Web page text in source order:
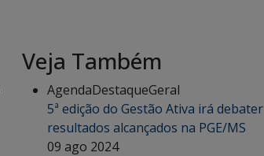
Veja Também
AgendaDestaqueGeral
5ª edição do Gestão Ativa irá debater
resultados alcançados na PGE/MS
09 ago 2024